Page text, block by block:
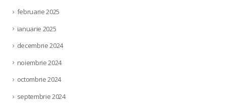
februarie 2025
ianuarie 2025
decembrie 2024
noiembrie 2024
octombrie 2024
septembrie 2024